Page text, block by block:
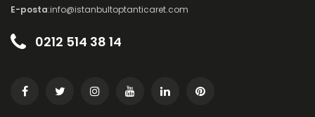
E-posta:info@istanbultoptanticaret.com
0212 514 38 14